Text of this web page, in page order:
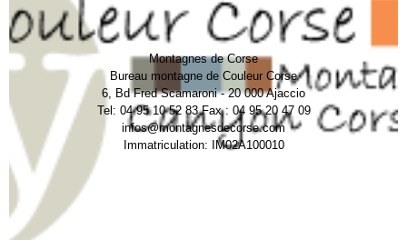
Montagnes de Corse
Bureau montagne de Couleur Corse
6, Bd Fred Scamaroni - 20 000 Ajaccio
Tel: 04 95 10 52 83 Fax : 04 95 20 47 09
infos@montagnesdecorse.com
Immatriculation: IM02A100010